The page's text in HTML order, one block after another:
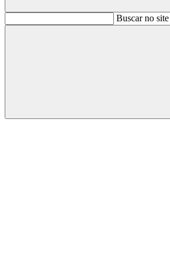
BuscarBuscar no site
Buscar